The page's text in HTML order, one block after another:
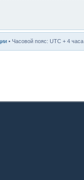
• Часовой пояс: UTC + 4 часа